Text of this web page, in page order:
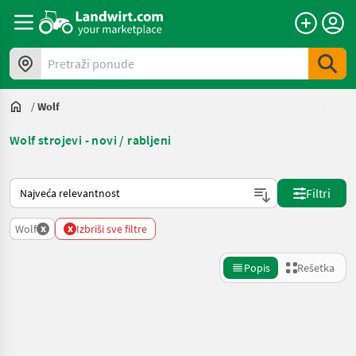
Pretraži ponude
/Wolf
Wolf strojevi - novi / rabljeni
Tako se sortira na Landwirt.com
Filtri
Wolf x x Izbriši sve filtre
Popis Rešetka